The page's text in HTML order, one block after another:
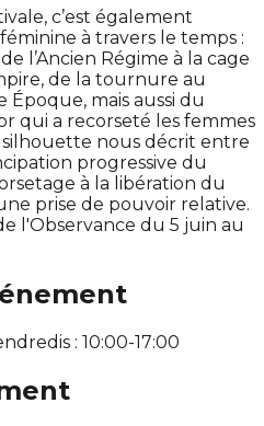
c’est également
à travers le temps :
l’Ancien Régime à la cage
de la tournure au
mais aussi du
qui a recorseté les femmes
silhouette nous décrit entre
progressive du
à la libération du
prise de pouvoir relative.
l'Observance du 5 juin au
: 10:00-17:00